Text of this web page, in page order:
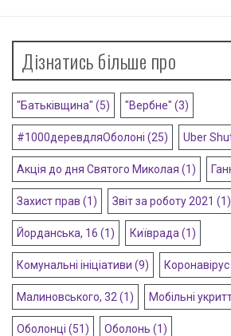
Дізнатись більше про
"Батьківщина" (5) "Вербне" (3)
#1000деревдляОболоні (25) Uber
Акція до дня Святого Миколая (1)
Захист прав (1) Звіт за роботу 2021 (1)
Йорданська, 16 (1) Київрада (1)
Комунальні ініціативи (9) Коронавірус
Малиновського, 32 (1) Мобільні
Оболонці (51) Оболонь (1)